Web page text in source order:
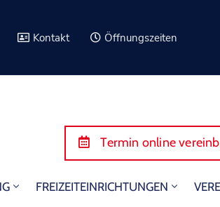
Kontakt Öffnungszeiten
Termin online
FREIZEITEINRICHTUNGEN